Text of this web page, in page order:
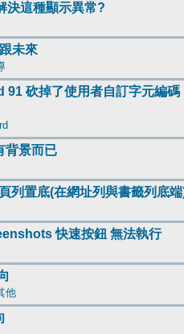
決這種顯示異常?
未來
砍掉了使用者自訂字元編碼
背景而已
列置底(在網址列與書籤列底
快速按鈕 無法執行
他